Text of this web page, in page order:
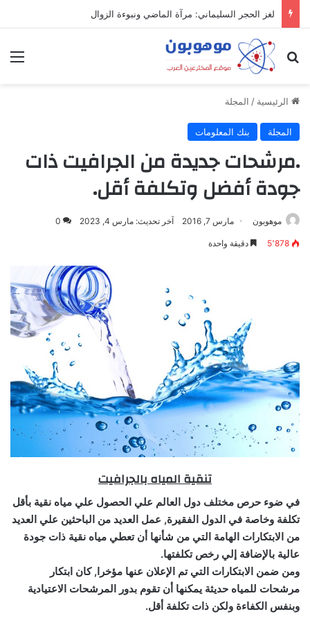
لغز الحجر السليماني: مرآة الماضي ونبوءة الزوال
بحث عن
الرئيسية / المجلة
المجلة بنك المعلومات
.مرشحات جديدة من الجرافيت ذات
جودة أفضل وتكلفة أقل.
موهوبون مارس 7, 2016 آخر تحديث: مارس 4, 2023 0
5٬878 دقيقة واحدة
تنقية المياه بالجرافيت
في ضوء حرص مختلف دول العالم علي الحصول علي مياه نقية بأقل
تكلفة وخاصة في الدول الفقيرة, عمل العديد من الباحثين علي العديد
من الابتكارات الهامة التي من شأنها أن تعطي مياه نقية ذات جودة
عالية بالإضافة إلي رخص تكلفتها.
ومن ضمن الابتكارات التي تم الإعلان عنها مؤخرا, كان ابتكار
مرشحات للمياه حديثة يمكنها أن تقوم بدور المرشحات الاعتيادية
وبنفس الكفاءة ولكن ذات تكلفة أقل.